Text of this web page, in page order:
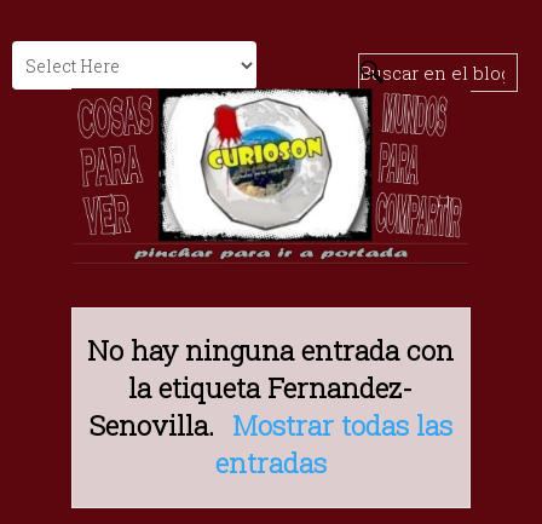
No hay ninguna entrada con
la etiqueta Fernandez-
Senovilla. Mostrar todas las
entradas